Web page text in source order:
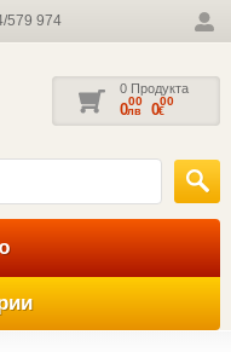
579 974
0 Продукта
000
лв 000
€